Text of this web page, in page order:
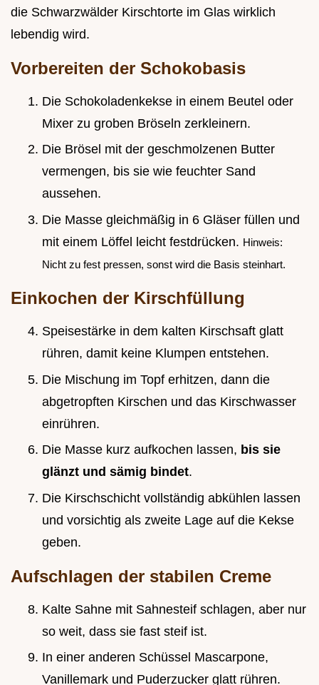
die Schwarzwälder Kirschtorte im Glas wirklich
lebendig wird.
Vorbereiten der Schokobasis
Die Schokoladenkekse in einem Beutel oder
Mixer zu groben Bröseln zerkleinern.
Die Brösel mit der geschmolzenen Butter
vermengen, bis sie wie feuchter Sand
aussehen.
Die Masse gleichmäßig in 6 Gläser füllen und
mit einem Löffel leicht festdrücken. Hinweis:
Nicht zu fest pressen, sonst wird die Basis steinhart.
Einkochen der Kirschfüllung
Speisestärke in dem kalten Kirschsaft glatt
rühren, damit keine Klumpen entstehen.
Die Mischung im Topf erhitzen, dann die
abgetropften Kirschen und das Kirschwasser
einrühren.
Die Masse kurz aufkochen lassen, bis sie
glänzt und sämig bindet.
Die Kirschschicht vollständig abkühlen lassen
und vorsichtig als zweite Lage auf die Kekse
geben.
Aufschlagen der stabilen Creme
Kalte Sahne mit Sahnesteif schlagen, aber nur
so weit, dass sie fast steif ist.
In einer anderen Schüssel Mascarpone,
Vanillemark und Puderzucker glatt rühren.